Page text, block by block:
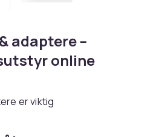
adaptere –
online
er viktig